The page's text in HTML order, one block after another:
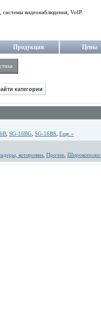
видеонаблюдения, VoIP.
Продукция Цены
SG-16BG SG-16BS Еще »
котировки Прочее